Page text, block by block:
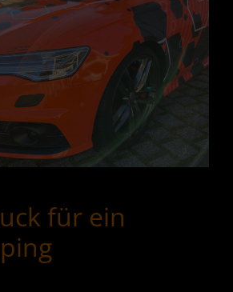
für ein